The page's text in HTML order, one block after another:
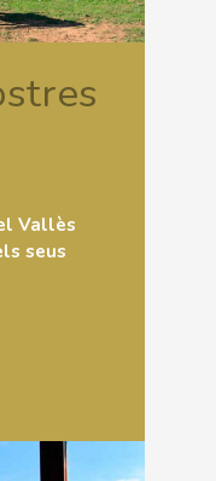
Vallès
seus